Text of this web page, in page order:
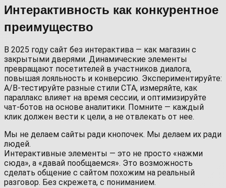
Интерактивность как конкурентное
преимущество
В 2025 году сайт без интерактива — как магазин с
закрытыми дверями. Динамические элементы
превращают посетителей в участников диалога,
повышая лояльность и конверсию. Экспериментируйте:
A/B-тестируйте разные стили CTA, измеряйте, как
параллакс влияет на время сессии, и оптимизируйте
чат-ботов на основе аналитики. Помните — каждый
клик должен вести к цели, а не отвлекать от нее.
Мы не делаем сайты ради кнопочек. Мы делаем их ради
людей.
Интерактивные элементы — это не просто «нажми
сюда», а «давай пообщаемся». Это возможность
сделать общение с сайтом похожим на реальный
разговор. Без скрежета, с пониманием.